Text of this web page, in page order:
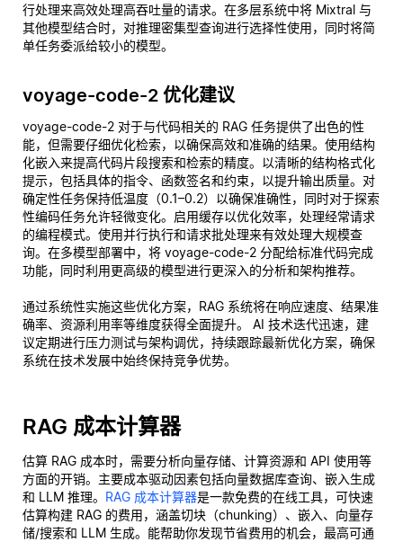
行处理来高效处理高吞吐量的请求。在多层系统中将 Mixtral 与
其他模型结合时，对推理密集型查询进行选择性使用，同时将简
单任务委派给较小的模型。
voyage-code-2 优化建议
voyage-code-2 对于与代码相关的 RAG 任务提供了出色的性
能，但需要仔细优化检索，以确保高效和准确的结果。使用结构
化嵌入来提高代码片段搜索和检索的精度。以清晰的结构格式化
提示，包括具体的指令、函数签名和约束，以提升输出质量。对
确定性任务保持低温度（0.1–0.2）以确保准确性，同时对于探索
性编码任务允许轻微变化。启用缓存以优化效率，处理经常请求
的编程模式。使用并行执行和请求批处理来有效处理大规模查
询。在多模型部署中，将 voyage-code-2 分配给标准代码完成
功能，同时利用更高级的模型进行更深入的分析和架构推荐。
通过系统性实施这些优化方案，RAG 系统将在响应速度、结果准
确率、资源利用率等维度获得全面提升。 AI 技术迭代迅速，建
议定期进行压力测试与架构调优，持续跟踪最新优化方案，确保
系统在技术发展中始终保持竞争优势。
RAG 成本计算器
估算 RAG 成本时，需要分析向量存储、计算资源和 API 使用等
方面的开销。主要成本驱动因素包括向量数据库查询、嵌入生成
和 LLM 推理。 RAG 成本计算器是一款免费的在线工具，可快速
估算构建 RAG 的费用，涵盖切块（chunking）、嵌入、向量存
储/搜索和 LLM 生成。能帮助你发现节省费用的机会，最高可通